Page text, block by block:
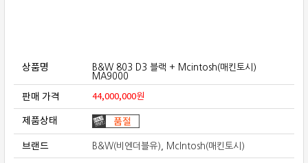
상품명
B&W 803 D3 블랙 + Mcintosh(매킨토시)
MA9000
판매 가격 44,000,000원
제품상태
브랜드 B&W(비엔더블유) McIntosh(매킨토시)